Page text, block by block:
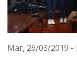
Mar, 26/03/2019 -